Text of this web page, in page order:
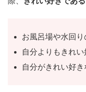
お風呂場や水回
自分よりもきれ
自分がきれい好